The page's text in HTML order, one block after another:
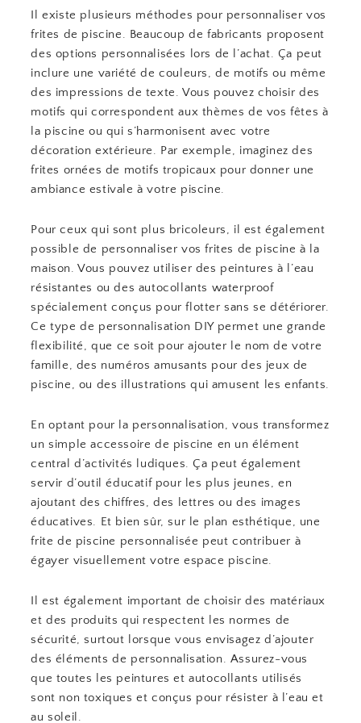
Il existe plusieurs méthodes pour personnaliser vos
frites de piscine. Beaucoup de fabricants proposent
des options personnalisées lors de l’achat. Ça peut
inclure une variété de couleurs, de motifs ou même
des impressions de texte. Vous pouvez choisir des
motifs qui correspondent aux thèmes de vos fêtes à
la piscine ou qui s’harmonisent avec votre
décoration extérieure. Par exemple, imaginez des
frites ornées de motifs tropicaux pour donner une
ambiance estivale à votre piscine.
Pour ceux qui sont plus bricoleurs, il est également
possible de personnaliser vos frites de piscine à la
maison. Vous pouvez utiliser des peintures à l’eau
résistantes ou des autocollants waterproof
spécialement conçus pour flotter sans se détériorer.
Ce type de personnalisation DIY permet une grande
flexibilité, que ce soit pour ajouter le nom de votre
famille, des numéros amusants pour des jeux de
piscine, ou des illustrations qui amusent les enfants.
En optant pour la personnalisation, vous transformez
un simple accessoire de piscine en un élément
central d’activités ludiques. Ça peut également
servir d’outil éducatif pour les plus jeunes, en
ajoutant des chiffres, des lettres ou des images
éducatives. Et bien sûr, sur le plan esthétique, une
frite de piscine personnalisée peut contribuer à
égayer visuellement votre espace piscine.
Il est également important de choisir des matériaux
et des produits qui respectent les normes de
sécurité, surtout lorsque vous envisagez d’ajouter
des éléments de personnalisation. Assurez-vous
que toutes les peintures et autocollants utilisés
sont non toxiques et conçus pour résister à l’eau et
au soleil.